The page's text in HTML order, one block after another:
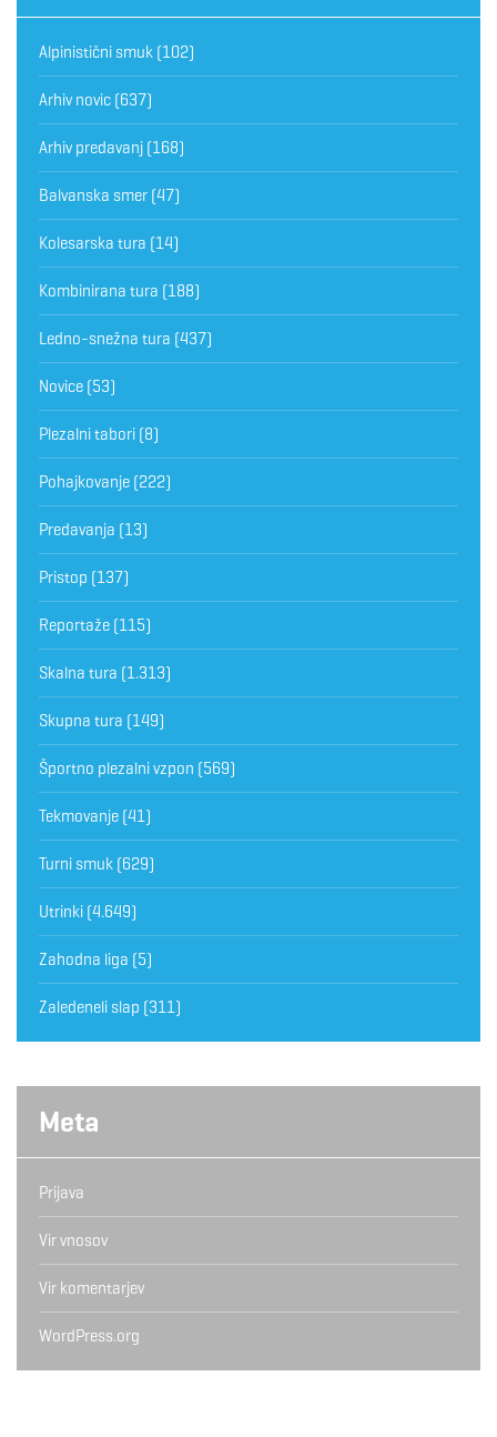
Alpinistični smuk (102)
Arhiv novic (637)
Arhiv predavanj (168)
Balvanska smer (47)
Kolesarska tura (14)
Kombinirana tura (188)
Ledno-snežna tura (437)
Novice (53)
Plezalni tabori (8)
Pohajkovanje (222)
Predavanja (13)
Pristop (137)
Reportaže (115)
Skalna tura (1.313)
Skupna tura (149)
Športno plezalni vzpon (569)
Tekmovanje (41)
Turni smuk (629)
Utrinki (4.649)
Zahodna liga (5)
Zaledeneli slap (311)
Meta
Prijava
Vir vnosov
Vir komentarjev
WordPress.org